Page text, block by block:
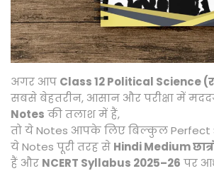
अगर आप Class 12 Political Science
सबसे बेहतरीन, आसान और परीक्षा में
Notes की तलाश में हैं,
तो ये Notes आपके लिए बिल्कुल Perfect
ये Notes पूरी तरह से Hindi Medium
हैं और NCERT Syllabus 2025–26 पर